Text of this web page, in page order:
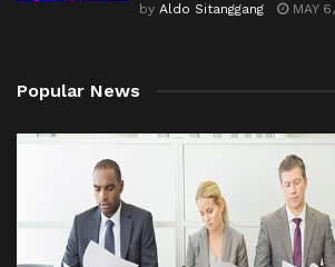
by Aldo Sitanggang MAY
Popular News